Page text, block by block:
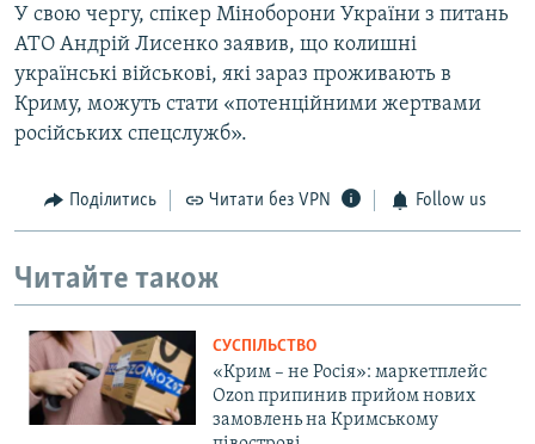
У свою чергу, спікер Міноборони України з питань
АТО Андрій Лисенко заявив, що колишні
українські військові, які зараз проживають в
Криму, можуть стати «потенційними жертвами
російських спецслужб».
Поділитись Читати без VPN Follow us
Читайте також
СУСПІЛЬСТВО
«Крим – не Росія»: маркетплейс
Ozon припинив прийом нових
замовлень на Кримському